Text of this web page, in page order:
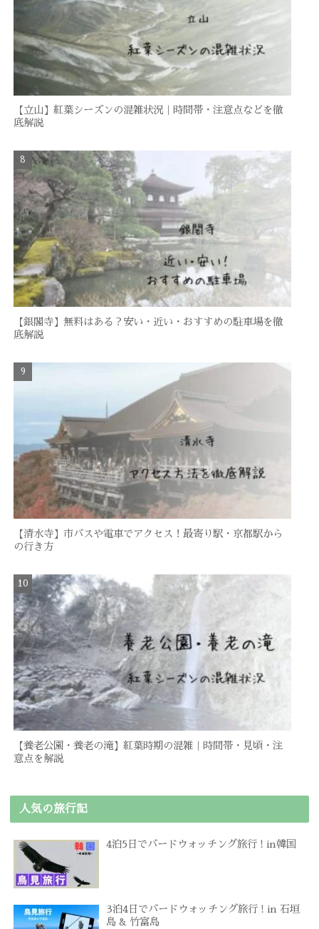
【立山】紅葉シーズンの混雑状況｜時間帯・注意点などを徹
底解説
【銀閣寺】無料はある？安い・近い・おすすめの駐車場を徹
底解説
【清水寺】市バスや電車でアクセス！最寄り駅・京都駅から
の行き方
【養老公園・養老の滝】紅葉時期の混雑｜時間帯・見頃・注
意点を解説
人気の旅行記
4泊5日でバードウォッチング旅行 ! in韓国
3泊4日でバードウォッチング旅行 ! in 石垣
島 & 竹富島